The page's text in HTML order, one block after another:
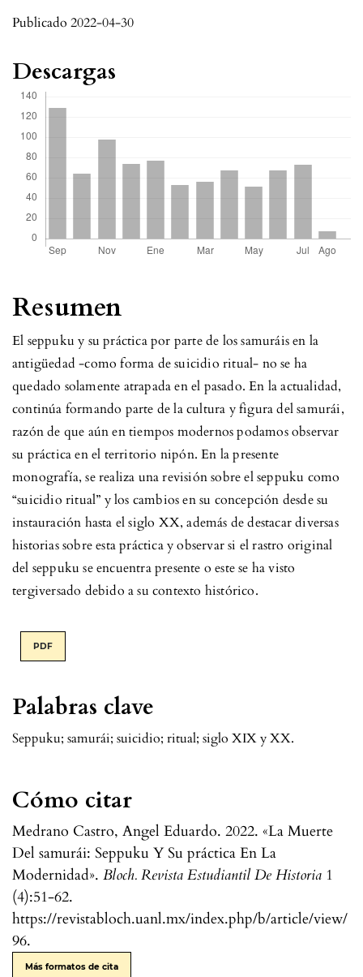
Publicado 2022-04-30
Palabras clave
Seppuku; samurái; suicidio; ritual; siglo XIX y XX.
Cómo citar
Medrano Castro, Angel Eduardo. 2022. «La Muerte
Del samurái: Seppuku Y Su práctica En La
Modernidad». Bloch. Revista Estudiantil De Historia 1
(4):51-62.
https://revistabloch.uanl.mx/index.php/b/article/view/
96.
Más formatos de cita
Resumen
El seppuku y su práctica por parte de los samuráis en la
antigüedad -como forma de suicidio ritual- no se ha
quedado solamente atrapada en el pasado. En la actualidad,
continúa formando parte de la cultura y figura del samurái,
razón de que aún en tiempos modernos podamos observar
su práctica en el territorio nipón. En la presente
monografía, se realiza una revisión sobre el seppuku como
“suicidio ritual” y los cambios en su concepción desde su
instauración hasta el siglo XX, además de destacar diversas
historias sobre esta práctica y observar si el rastro original
del seppuku se encuentra presente o este se ha visto
tergiversado debido a su contexto histórico.
PDF
Descargas